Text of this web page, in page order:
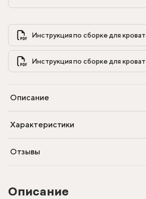
Описание
Инструкция по сборке для
Описание
Характеристики
Отзывы